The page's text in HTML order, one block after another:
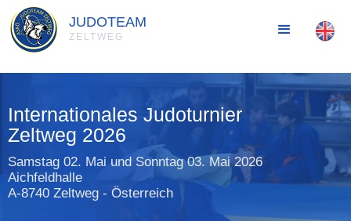
JUDOTEAM
ZELTWEG
Internationales Judoturnier
Zeltweg 2026
Samstag 02. Mai und Sonntag 03. Mai 2026
Aichfeldhalle
A-8740 Zeltweg - Österreich